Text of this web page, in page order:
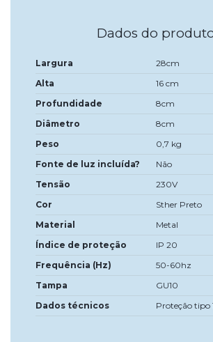
Dados do
Largura
28cm
Alta
16 cm
Profundidade
8cm
Diâmetro
8cm
Peso
0,7 kg
Fonte de luz incluída?
Não
Tensão
230V
Cor
Sther Preto
Material
Metal
Índice de proteção
IP 20
Frequência (Hz)
50-60hz
Tampa
GU10
Dados técnicos
Proteção tipo